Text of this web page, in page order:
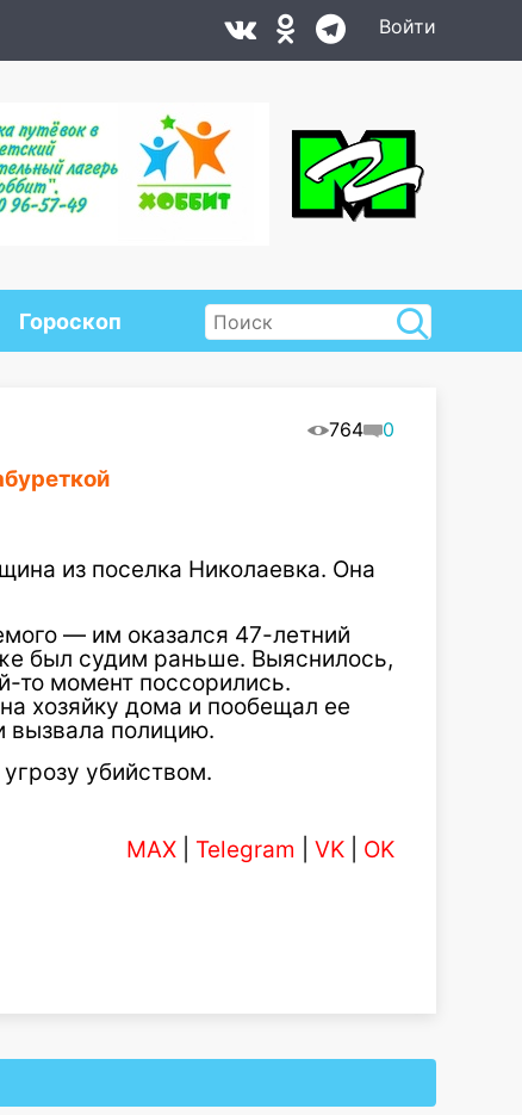
Войти
Гороскоп
764 0
из поселка Николаевка. Она
— им оказался 47-летний
был судим раньше. Выяснилось,
то момент поссорились.
хозяйку дома и пообещал ее
вызвала полицию.
убийством.
MAX Telegram VK OK